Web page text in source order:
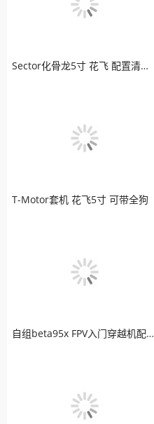
Sector化骨龙5寸 花飞 配置清单（模拟版）
T-Motor套机 花飞5寸 可带全狗
自组beta95x FPV入门穿越机配置清单